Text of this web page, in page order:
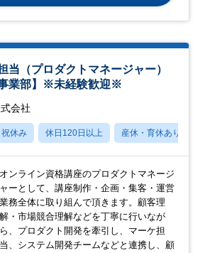
当（プロダクトマネージャー）
事業部】※未経験歓迎※
会社
休み 休日120日以上 産休・育休あり
オンライン資格講座のプロダクトマネージ
ャーとして、講座制作・企画・集客・運営
業務全体に取り組んで頂きます。顧客理
解・市場競合理解などを丁寧に行いなが
ら、プロダクト開発を牽引し、マーケ担
当、システム開発チームなどと連携し、顧